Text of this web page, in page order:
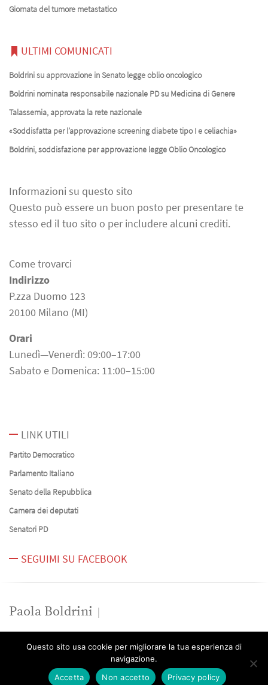
Giornata del tumore metastatico
ULTIMI COMUNICATI
Boldrini su approvazione in Senato legge oblio oncologico
Boldrini nominata responsabile nazionale PD su Medicina di Genere
Talassemia, approvata la rete nazionale
«Soddisfatta per l’approvazione screening diabete tipo I e celiachia»
Boldrini, soddisfazione per approvazione legge Oblio Oncologico
Informazioni su questo sito
Questo può essere un buon posto per presentare te
stesso ed il tuo sito o per includere alcuni crediti.
Come trovarci
Indirizzo
P.zza Duomo 123
20100 Milano (MI)
Orari
Lunedì—Venerdì: 09:00–17:00
Sabato e Domenica: 11:00–15:00
LINK UTILI
Partito Democratico
Parlamento Italiano
Senato della Repubblica
Camera dei deputati
Senatori PD
SEGUIMI SU FACEBOOK
Paola Boldrini
News
Contatti
Paola Boldrini -Privacy Policy
Questo sito usa cookie per migliorare la tua esperienza di
navigazione.
Accetta
Non accetto Privacy policy